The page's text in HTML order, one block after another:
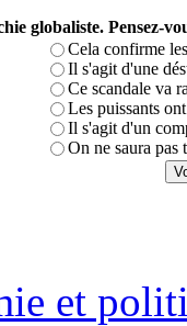
globaliste. Pensez-
Cela confirme
Il s'agit d'une
Ce scandale va
Les puissants
Il s'agit d'un
On ne saura pas
et